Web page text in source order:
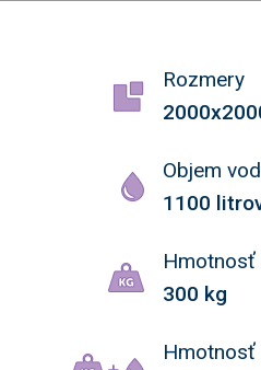
Rozmery
Objem
1100
Hmotnosť
300 kg
Hmotnosť